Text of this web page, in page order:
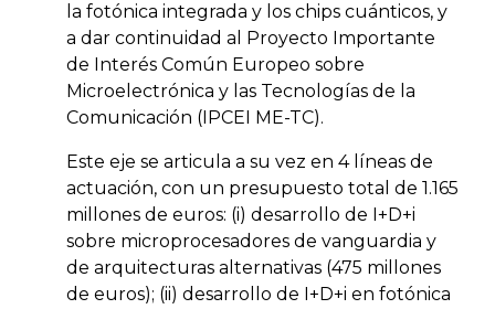
la fotónica integrada y los chips cuánticos, y
a dar continuidad al Proyecto Importante
de Interés Común Europeo sobre
Microelectrónica y las Tecnologías de la
Comunicación (IPCEI ME-TC).
Este eje se articula a su vez en 4 líneas de
actuación, con un presupuesto total de 1.165
millones de euros: (i) desarrollo de I+D+i
sobre microprocesadores de vanguardia y
de arquitecturas alternativas (475 millones
de euros); (ii) desarrollo de I+D+i en fotónica